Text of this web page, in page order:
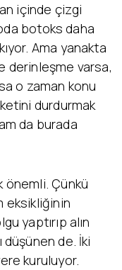
içinde çizgi
botoks daha
Ama yanakta
derinleşme varsa,
o zaman konu
durdurmak
da burada
önemli. Çünkü
eksikliğinin
yaptırıp alın
düşünen de. İki
kuruluyor.